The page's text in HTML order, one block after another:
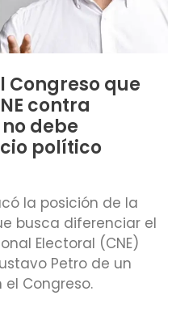
Congreso que
contra
debe
político
la posición de la
busca diferenciar el
Electoral (CNE)
Petro de un
Congreso.